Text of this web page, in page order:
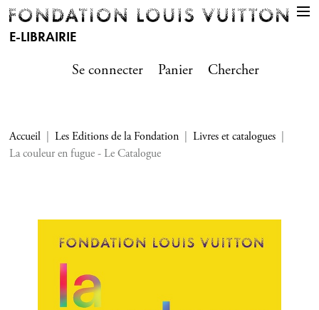
E-LIBRAIRIE
Se connecter
Panier Chercher
Accueil Les Editions de la Fondation
Livres et catalogues
La couleur en fugue - Le Catalogue